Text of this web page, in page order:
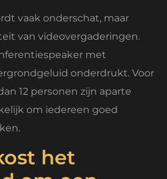
vaak onderschat, maar
van videovergaderingen.
met
onderdrukt. Voor
12 personen zijn aparte
om iedereen goed
het